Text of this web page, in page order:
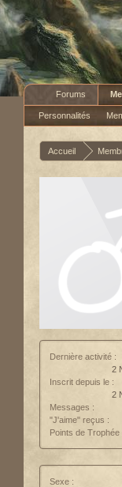
Accueil
Dernière activité :
2
Inscrit depuis le :
2
Messages :
"J'aime" reçus :
Points de Trophée
Sexe :
Forums
Personnalités